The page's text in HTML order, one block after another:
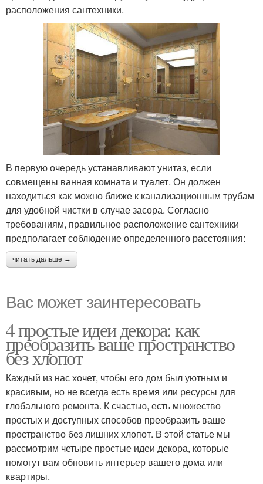
расположения сантехники.
В первую очередь устанавливают унитаз, если
совмещены ванная комната и туалет. Он должен
находиться как можно ближе к канализационным трубам
для удобной чистки в случае засора. Согласно
требованиям, правильное расположение сантехники
предполагает соблюдение определенного расстояния:
читать дальше →
Вас может заинтересовать
4 простые идеи декора: как
преобразить ваше пространство
без хлопот
Каждый из нас хочет, чтобы его дом был уютным и
красивым, но не всегда есть время или ресурсы для
глобального ремонта. К счастью, есть множество
простых и доступных способов преобразить ваше
пространство без лишних хлопот. В этой статье мы
рассмотрим четыре простые идеи декора, которые
помогут вам обновить интерьер вашего дома или
квартиры.